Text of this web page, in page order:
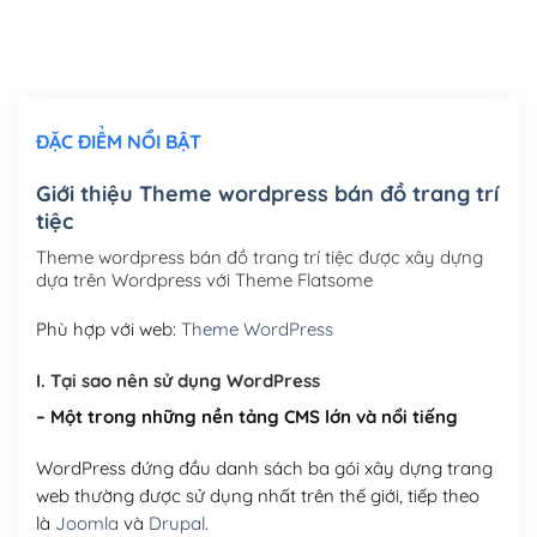
Mua thêm Host + Tên miền
Tên miền quốc tế .com .net .org (1 năm)(+300,000₫)
Hosting 2GB SSD (1 năm)(+450,000₫)
Hosting 3GB SSD (1 năm)(+550,000₫)
Hosting 5GB SSD (1 năm)
Hosting 8GB SSD (1 năm) (+950,000₫)
ĐẶC ĐIỂM NỔI BẬT
Giới thiệu Theme wordpress bán đồ trang trí
tiệc
Theme wordpress bán đồ trang trí tiệc được xây dựng
dựa trên Wordpress với Theme Flatsome
Phù hợp với web: Theme WordPress
I. Tại sao nên sử dụng WordPress
– Một trong những nền tảng CMS lớn và nổi tiếng
WordPress đứng đầu danh sách ba gói xây dựng trang
web thường được sử dụng nhất trên thế giới, tiếp theo
là Joomla và Drupal.